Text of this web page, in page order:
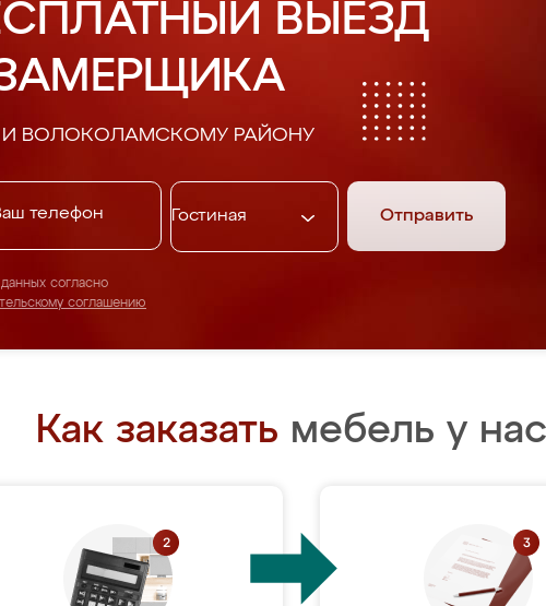
ВЫЕЗД
ВОЛОКОЛАМСКОМУ РАЙОНУ
Отправить
согласно
соглашению
Как заказать мебель у